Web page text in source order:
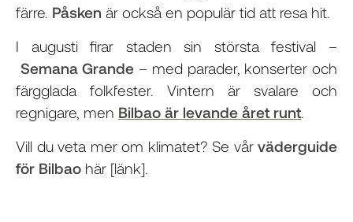
färre. Påsken är också en populär tid att resa hit.
I augusti firar staden sin största festival –
Semana Grande – med parader, konserter och
färgglada folkfester. Vintern är svalare och
regnigare, men Bilbao är levande året runt.
Vill du veta mer om klimatet? Se vår väderguide
för Bilbao här [länk].